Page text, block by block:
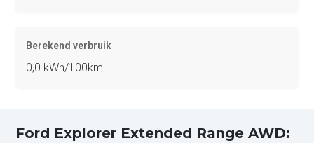
Berekend verbruik
0,0 kWh/100km
Ford Explorer Extended Range AWD: